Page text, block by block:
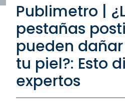
Publimetro |
pestañas
pueden
tu piel?: Esto
expertos